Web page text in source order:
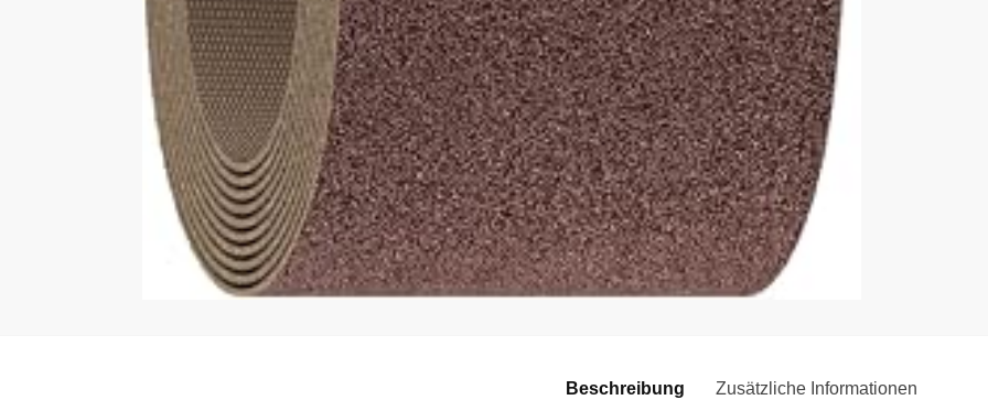
Beschreibung Zusätzliche Informationen